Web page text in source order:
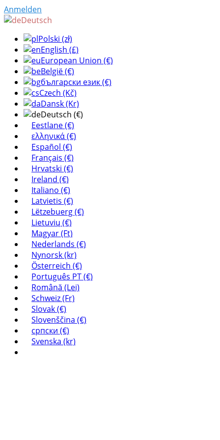
Anmelden
Deutsch
Polski (zł)
English (£)
European Union (€)
België (€)
български език (€)
Czech (Kč)
Dansk (Kr)
Deutsch (€)
Eestlane (€)
ελληνικά (€)
Español (€)
Français (€)
Hrvatski (€)
Ireland (€)
Italiano (€)
Latvietis (€)
Lëtzebuerg (€)
Lietuvių (€)
Magyar (Ft)
Nederlands (€)
Nynorsk (kr)
Österreich (€)
Português PT (€)
Română (Lei)
Schweiz (Fr)
Slovak (€)
Slovenščina (€)
српски (€)
Svenska (kr)